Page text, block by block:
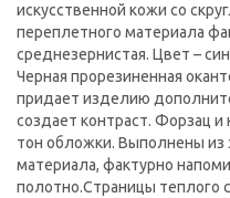
искусственной кожи со
переплетного материала
среднезернистая. Цвет –
Черная прорезиненная
придает изделию
создает контраст. Форзац и
тон обложки. Выполнены из
материала, фактурно
полотно.Страницы теплого